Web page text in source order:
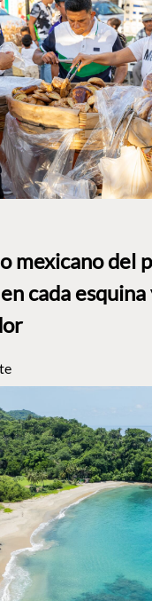
mexicano del
cada